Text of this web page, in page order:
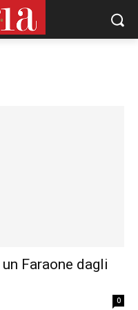
Faraone dagli
0